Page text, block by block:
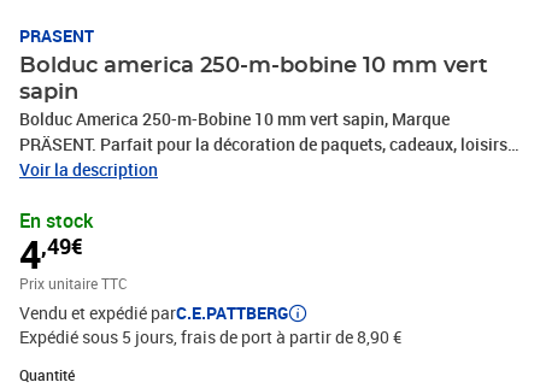
PRASENT
Bolduc america 250-m-bobine 10 mm vert
sapin
Bolduc America 250-m-Bobine 10 mm vert sapin, Marque
PRÄSENT. Parfait pour la décoration de paquets, cadeaux, loisirs
décoratifs et tous vos projets DIY. Nos produits sont fabriqués en
toutes les occasions : que ce soit pour un anniversaire, un
baptême, une communion, Noël, le Nouvel An ou même pour
Pâques – ce fabuleux accessoire rend rapidement les emballages
cadeaux beaux et attrayants.
Voir la description
En stock
4,49€
Prix unitaire TTC
Vendu et expédié parC.E.PATTBERG
Expédié sous 5 jours, frais de port à partir de 8,90 €
Quantité
Quantité : 1